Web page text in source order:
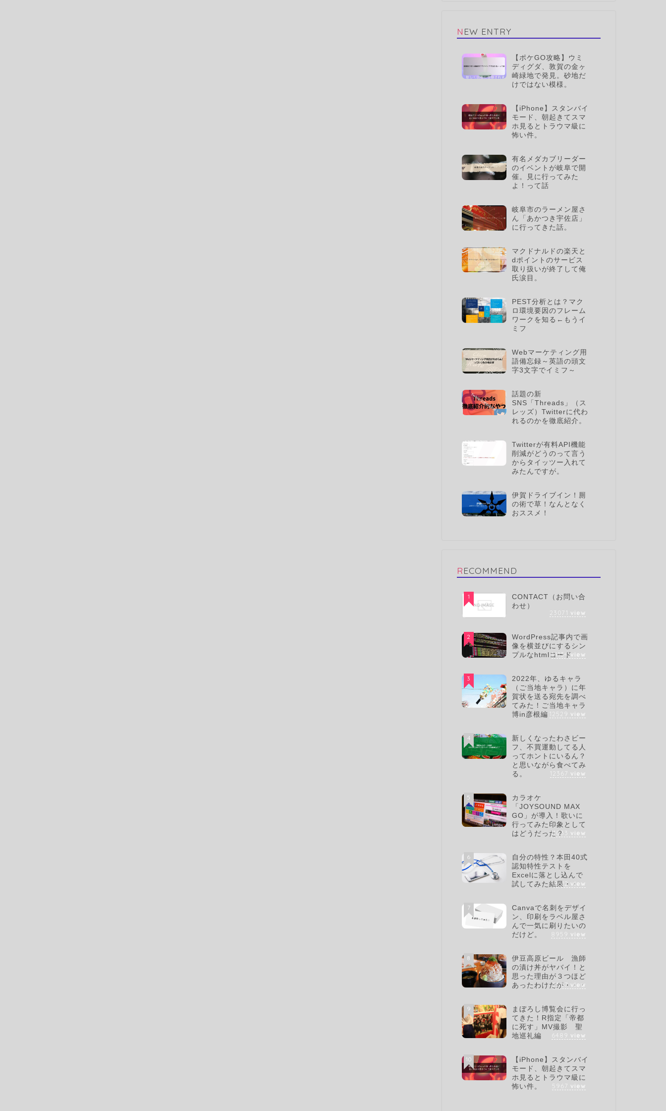
NEW ENTRY
【ポケGO攻略】ウミ
ディグダ、敦賀の金ヶ
崎緑地で発見。砂地だ
けではない模様。
【iPhone】スタンバイ
モード、朝起きてスマ
ホ見るとトラウマ級に
怖い件。
有名メダカブリーダー
のイベントが岐阜で開
催。見に行ってみた
よ！って話
岐阜市のラーメン屋さ
ん「あかつき宇佐店」
に行ってきた話。
マクドナルドの楽天と
dポイントのサービス
取り扱いが終了して俺
氏涙目。
PEST分析とは？マク
ロ環境要因のフレーム
ワークを知る←もうイ
ミフ
Webマーケティング用
語備忘録～英語の頭文
字3文字でイミフ～
話題の新
SNS「Threads」（ス
レッズ）Twitterに代わ
れるのかを徹底紹介。
Twitterが有料API機能
削減がどうのって言う
からタイッツー入れて
みたんですが。
伊賀ドライブイン！厠
の術で草！なんとなく
おススメ！
RECOMMEND
1
CONTACT（お問い合
わせ）
23071 view
2
WordPress記事内で画
像を横並びにするシン
プルなhtmlコード
14134view
3
2022年、ゆるキャラ
（ご当地キャラ）に年
賀状を送る宛先を調べ
てみた！ご当地キャラ
博in彦根編 12529 view
4
新しくなったわさビー
フ、不買運動してる人
ってホントにいるん？
と思いながら食べてみ
る。
12367 view
5
カラオケ
「JOYSOUND MAX
GO」が導入！歌いに
行ってみた印象として
はどうだった？
11033 view
6
自分の特性？本田40式
認知特性テストを
Excelに落とし込んで
試してみた結果・・
9612 view
7
Canvaで名刺をデザイ
ン、印刷をラベル屋さ
んで一気に刷りたいの
だけど。
8959 view
8
伊豆高原ビール 漁師
の漬け丼がヤバイ！と
思った理由が３つほど
あったわけだが・・・
7567 view
9
まぼろし博覧会に行っ
てきた！R指定「帝都
に死す」MV撮影 聖
地巡礼編
6489 view
10
【iPhone】スタンバイ
モード、朝起きてスマ
ホ見るとトラウマ級に
怖い件。
5967 view